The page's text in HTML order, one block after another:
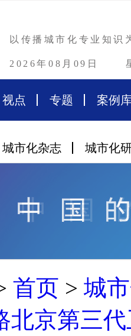
以传播城市化专业知识
2026年08月09日
视点 专题 案例
城市化杂志 城市化
首页 > 城
北京第三